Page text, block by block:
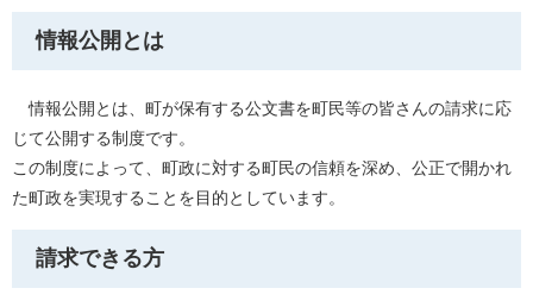
情報公開とは
情報公開とは、町が保有する公文書を町民等の皆さんの請求に応
じて公開する制度です。
この制度によって、町政に対する町民の信頼を深め、公正で開かれ
た町政を実現することを目的としています。
請求できる方